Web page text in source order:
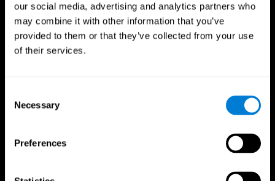
our social media, advertising and analytics partners who
may combine it with other information that you’ve
provided to them or that they’ve collected from your use
of their services.
Selection
Necessary
Preferences